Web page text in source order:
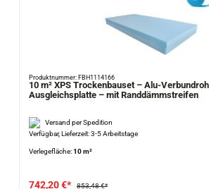
Produktnummer: FBH1114166
10 m² XPS Trockenbauset – Alu-
Ausgleichsplatte – mit Randdämmstreifen
Versand per Spedition
Verfügbar, Lieferzeit: 3-5 Arbeitstage
Verlegefläche:10 m²
742,20 €* 853,48 €*